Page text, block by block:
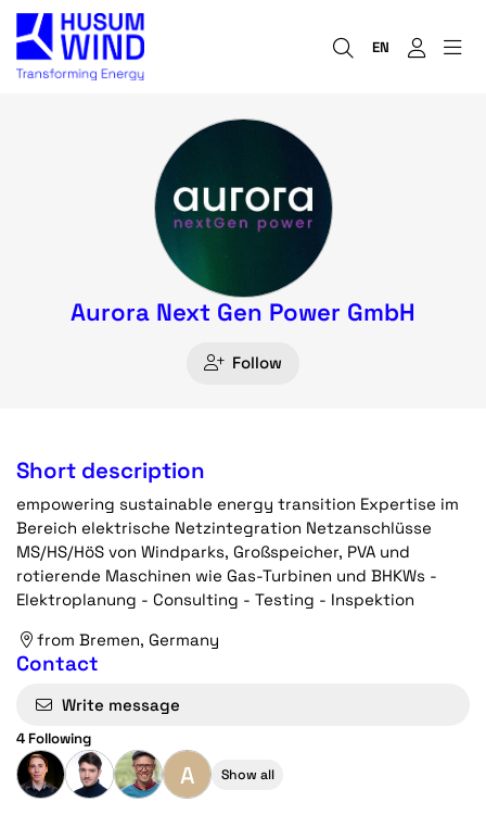
EN
Aurora Next Gen Power GmbH
Follow
Short description
empowering sustainable energy transition Expertise im
Bereich elektrische Netzintegration Netzanschlüsse
MS/HS/HöS von Windparks, Großspeicher, PVA und
rotierende Maschinen wie Gas-Turbinen und BHKWs -
Elektroplanung - Consulting - Testing - Inspektion
from Bremen, Germany
Contact
Write message
4 Following
A Show all